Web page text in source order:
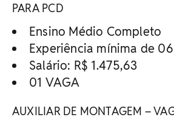
PARA PCD
Ensino Médio Completo
Experiência mínima de
Salário: R$ 1.475,63
01 VAGA
AUXILIAR DE MONTAGEM –